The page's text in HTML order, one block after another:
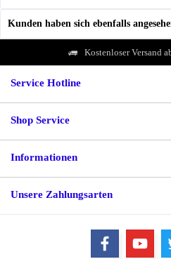
Kunden haben sich ebenfalls
Kostenloser Versand
Service Hotline
Shop Service
Informationen
Unsere Zahlungsarten